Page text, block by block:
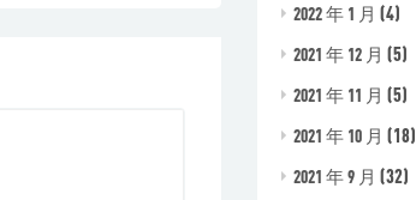
2022 年 1 月 (4)
2021 年 12 月 (5)
2021 年 11 月 (5)
2021 年 10 月 (18)
2021 年 9 月 (32)